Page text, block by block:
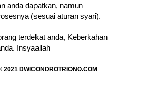
anda dapatkan, namun
(sesuai aturan syari).
terdekat anda, Keberkahan
Insyaallah
2021 DWICONDROTRIONO.COM